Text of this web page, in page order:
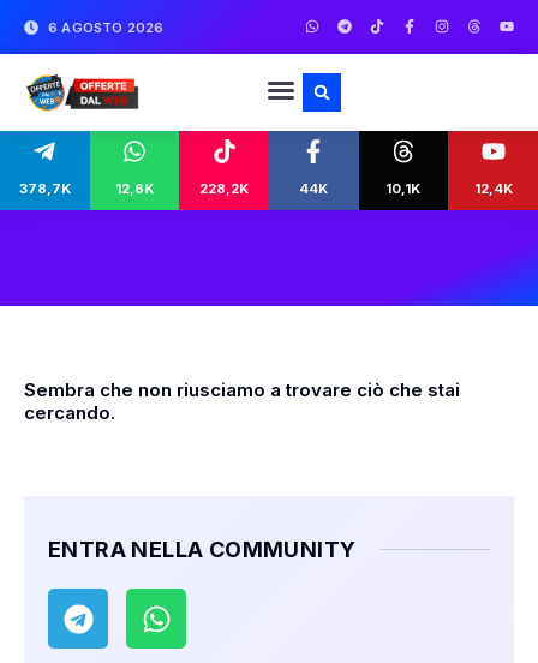
6 AGOSTO 2026
378,7K 12,6K 228,2K 44K 10,1K 12,4K
Sembra che non riusciamo a trovare ciò che stai
cercando.
ENTRA NELLA COMMUNITY